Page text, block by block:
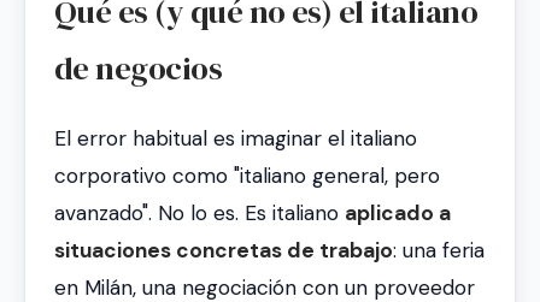
Qué es (y qué no es) el italiano
de negocios
El error habitual es imaginar el italiano
corporativo como "italiano general, pero
avanzado". No lo es. Es italiano aplicado a
situaciones concretas de trabajo: una feria
en Milán, una negociación con un proveedor